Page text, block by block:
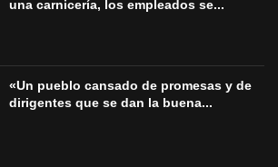
una carnicería, los empleados se...
«Un pueblo cansado de promesas y de
dirigentes que se dan la buena...